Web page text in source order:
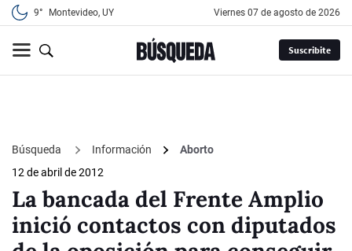
9° Montevideo, UY viernes 07 de agosto de 2026
Suscribite
Búsqueda Información
Aborto
12 de abril de 2012
La bancada del Frente Amplio
inició contactos con diputados